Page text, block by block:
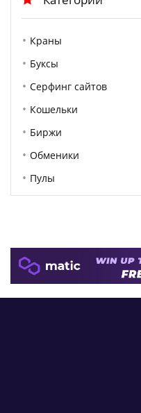
Краны
Буксы
Серфинг сайтов
Кошельки
Биржи
Обменики
Пулы